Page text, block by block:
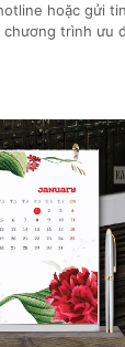
hoặc gửi
trình ưu